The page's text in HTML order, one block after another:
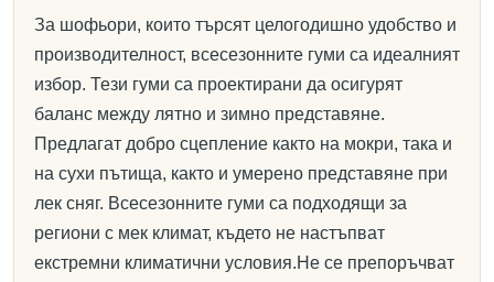
За шофьори, които търсят целогодишно удобство и
производителност, всесезонните гуми са идеалният
избор. Тези гуми са проектирани да осигурят
баланс между лятно и зимно представяне.
Предлагат добро сцепление както на мокри, така и
на сухи пътища, както и умерено представяне при
лек сняг. Всесезонните гуми са подходящи за
региони с мек климат, където не настъпват
екстремни климатични условия.Не се препоръчват